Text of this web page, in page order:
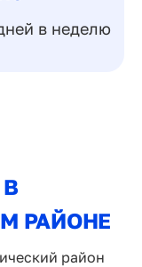
в неделю
РАЙОНЕ
район